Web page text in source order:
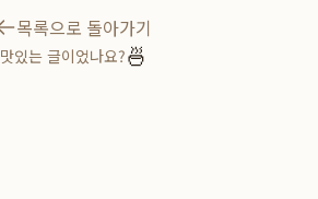
목록으로 돌아가기
맛있는 글이었나요?🍜